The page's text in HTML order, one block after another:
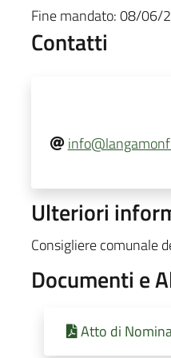
Fine mandato:08/06/
Contatti
Ulteriori
Consigliere comunale
Documenti e
Atto di